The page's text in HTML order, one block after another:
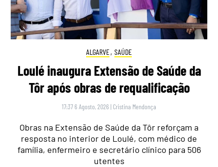
ALGARVE, SAÚDE
Loulé inaugura Extensão de Saúde da
Tôr após obras de requalificação
17:37 6 Agosto, 2026 | Cristina Mendonça
Obras na Extensão de Saúde da Tôr reforçam a
resposta no interior de Loulé, com médico de
família, enfermeiro e secretário clínico para 506
utentes